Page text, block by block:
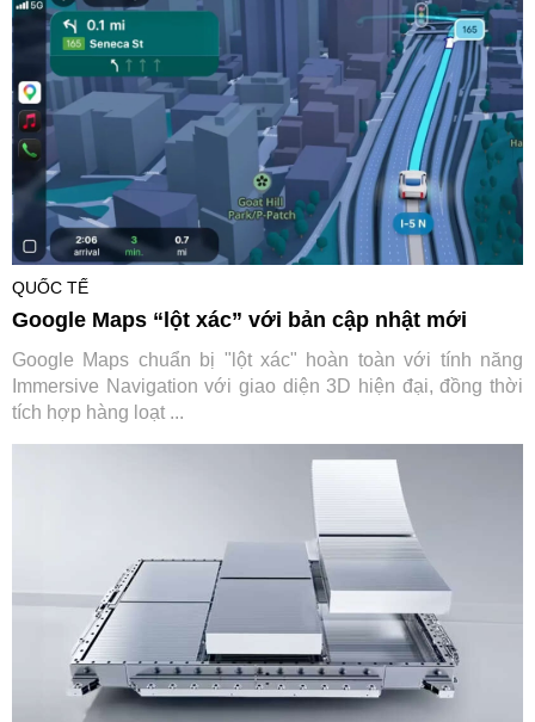
QUỐC TẾ
Google Maps “lột xác” với bản cập nhật mới
Google Maps chuẩn bị "lột xác" hoàn toàn với tính năng
Immersive Navigation với giao diện 3D hiện đại, đồng thời
tích hợp hàng loạt ...